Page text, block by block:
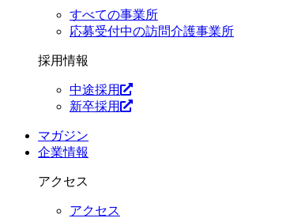
すべての事業所
応募受付中の訪問介護事業所
採用情報
中途採用
新卒採用
マガジン
企業情報
アクセス
アクセス